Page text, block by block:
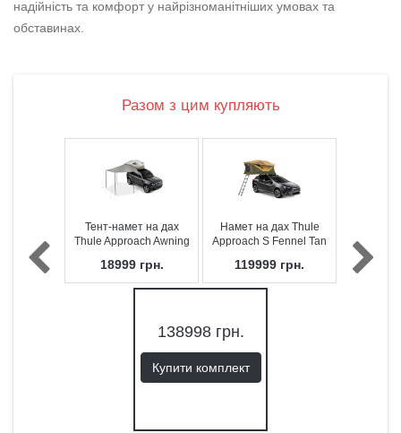
надійність та комфорт у найрізноманітніших умовах та
обставинах.
Разом з цим купляють
Тент-намет на дах
Thule Approach Awning
18999грн.
Намет на дах Thule
Approach S Fennel Tan
119999 грн.
138998грн.
Купити комплект